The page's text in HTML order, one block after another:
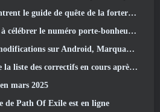
de quête de la forteresse de Whitecrown
porte-bonheur 13 Avec des événements d'anniversaire
Android, Marquant le retour de Fortnite sur le Play Store
correctifs en cours après le lancement de Mirage
mars 2025
de Path Of Exile est en ligne